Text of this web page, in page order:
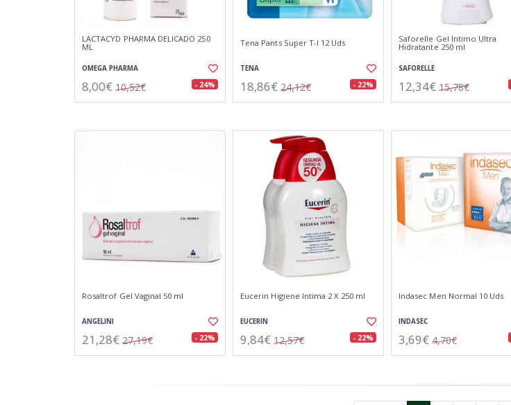
LACTACYD PHARMA DELICADO 250
ML
OMEGA PHARMA
8,00€ 10,52€ - 24%
Tena Pants Super T-l 12 Uds
TENA
18,86€ 24,12€ - 22%
Saforelle Gel Intimo Ultra
Hidratante 250 ml
SAFORELLE
12,34€ 15,78€
Rosaltrof Gel Vaginal 50 ml
ANGELINI
21,28€ 27,19€ - 22%
Eucerin Higiene Intima 2 X 250 ml
EUCERIN
9,84€ 12,57€ - 22%
Indasec Men Normal 10 Uds
INDASEC
3,69€ 4,70€